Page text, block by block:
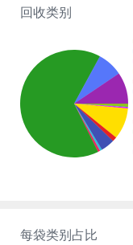
回收类别
每袋类别占比